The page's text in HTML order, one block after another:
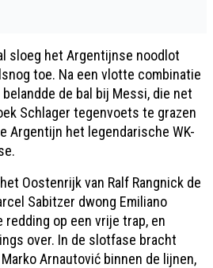
sloeg het Argentijnse noodlot
toe. Na een vlotte combinatie
de bal bij Messi, die net
Schlager tegenvoets te grazen
Argentijn het legendarische WK-
Oostenrijk van Ralf Rangnick de
Sabitzer dwong Emiliano
op een vrije trap, en
over. In de slotfase bracht
Arnautović binnen de lijnen,